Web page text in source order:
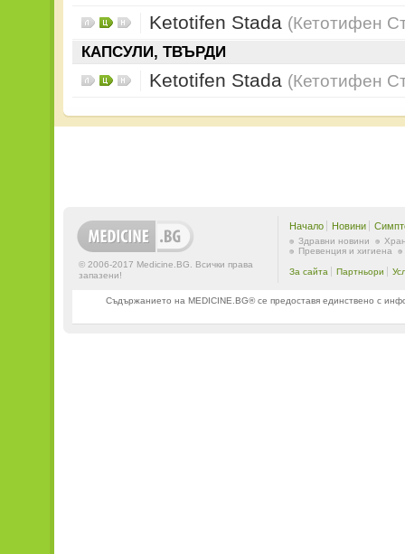
Ketotifen Stada (Кетотифен
КАПСУЛИ, ТВЪРДИ
Ketotifen Stada (Кетотифен
© 2006-2017 Medicine.BG. Всички права
запазени!
Начало Новини
Здравни новини
Превенция и хигиена
За сайта Партньори
Съдържанието на MEDICINE.BG® се предоставя единствено с